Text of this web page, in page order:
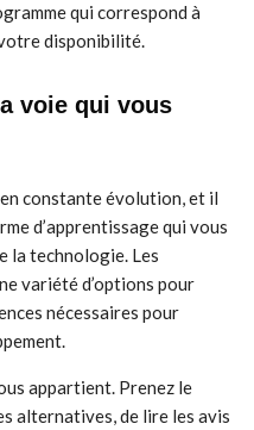
qui correspond à
disponibilité.
voie qui vous
constante évolution, et il
d’apprentissage qui vous
la technologie. Les
variété d’options pour
nécessaires pour
appartient. Prenez le
alternatives, de lire les avis